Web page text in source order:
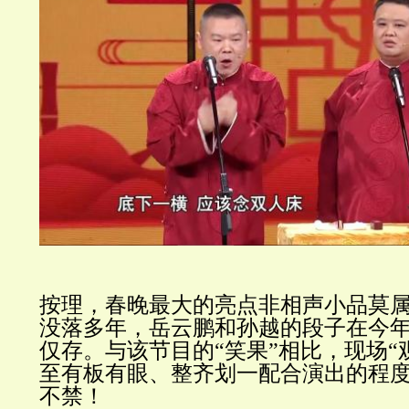
按理，春晚最大的亮点非相声小品莫
没落多年，岳云鹏和孙越的段子在今
仅存。与该节目的“笑果”相比，现场“
至有板有眼、整齐划一配合演出的程
不禁！